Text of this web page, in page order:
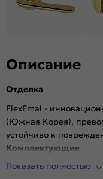
Для влажных
Уровень шумоизоляции:
Фрезеровка под петли:
Износостойкость:
Пропускает свет:
Подходит под
Гарантия (лет):
Материал:
Описание
Отделка
FlexEmal -
(Южная Корея),
устойчиво к
Комплектующие
Врезана магнитная
Показать полностью